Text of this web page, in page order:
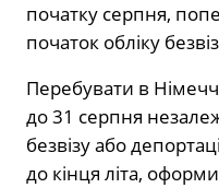
початку серпня,
початок обліку
Перебувати в
до 31 серпня
безвізу або
до кінця літа,